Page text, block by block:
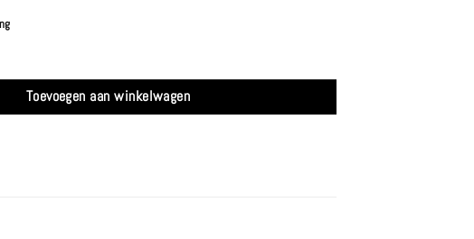
Teak Hout - Ofyr aantal
Toevoegen aan winkelwagen